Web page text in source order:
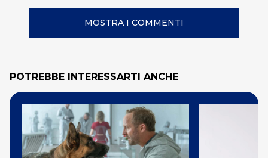
MOSTRA I COMMENTI
POTREBBE INTERESSARTI ANCHE